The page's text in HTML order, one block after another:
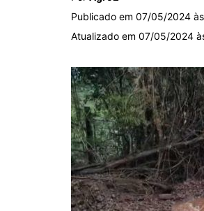
Publicado em 07/05/2024
Atualizado em 07/05/2024